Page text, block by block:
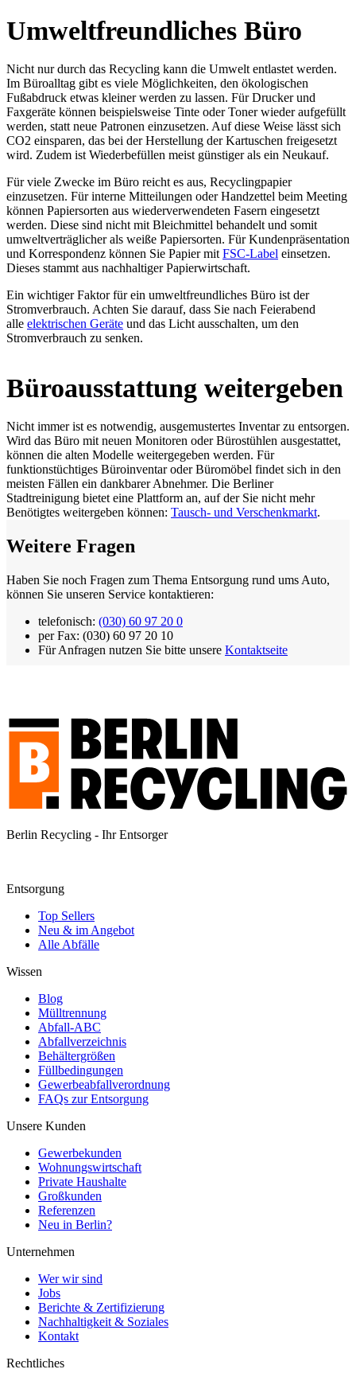
Umweltfreundliches Büro
Nicht nur durch das Recycling kann die Umwelt entlastet werden.
Im Büroalltag gibt es viele Möglichkeiten, den ökologischen
Fußabdruck etwas kleiner werden zu lassen. Für Drucker und
Faxgeräte können beispielsweise Tinte oder Toner wieder aufgefüllt
werden, statt neue Patronen einzusetzen. Auf diese Weise lässt sich
CO2 einsparen, das bei der Herstellung der Kartuschen freigesetzt
wird. Zudem ist Wiederbefüllen meist günstiger als ein Neukauf.
Für viele Zwecke im Büro reicht es aus, Recyclingpapier
einzusetzen. Für interne Mitteilungen oder Handzettel beim Meeting
können Papiersorten aus wiederverwendeten Fasern eingesetzt
werden. Diese sind nicht mit Bleichmittel behandelt und somit
umweltverträglicher als weiße Papiersorten. Für Kundenpräsentation
und Korrespondenz können Sie Papier mit FSC-Label einsetzen.
Dieses stammt aus nachhaltiger Papierwirtschaft.
Ein wichtiger Faktor für ein umweltfreundliches Büro ist der
Stromverbrauch. Achten Sie darauf, dass Sie nach Feierabend
alle elektrischen Geräte und das Licht ausschalten, um den
Stromverbrauch zu senken.
Büroausstattung weitergeben
Nicht immer ist es notwendig, ausgemustertes Inventar zu entsorgen.
Wird das Büro mit neuen Monitoren oder Bürostühlen ausgestattet,
können die alten Modelle weitergegeben werden. Für
funktionstüchtiges Büroinventar oder Büromöbel findet sich in den
meisten Fällen ein dankbarer Abnehmer. Die Berliner
Stadtreinigung bietet eine Plattform an, auf der Sie nicht mehr
Benötigtes weitergeben können: Tausch- und Verschenkmarkt.
Weitere Fragen
Haben Sie noch Fragen zum Thema Entsorgung rund ums Auto,
können Sie unseren Service kontaktieren:
telefonisch: (030) 60 97 20 0
per Fax: (030) 60 97 20 10
Für Anfragen nutzen Sie bitte unsere Kontaktseite
Berlin Recycling - Ihr Entsorger
Entsorgung
Top Sellers
Neu & im Angebot
Alle Abfälle
Wissen
Blog
Mülltrennung
Abfall-ABC
Abfallverzeichnis
Behältergrößen
Füllbedingungen
Gewerbeabfallverordnung
FAQs zur Entsorgung
Unsere Kunden
Gewerbekunden
Wohnungswirtschaft
Private Haushalte
Großkunden
Referenzen
Neu in Berlin?
Unternehmen
Wer wir sind
Jobs
Berichte & Zertifizierung
Nachhaltigkeit & Soziales
Kontakt
Rechtliches